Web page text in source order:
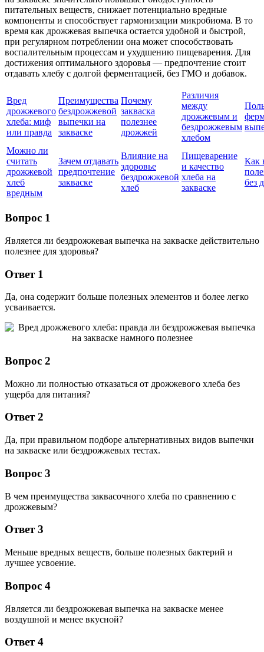
питательных веществ, снижает потенциально вредные
компоненты и способствует гармонизации микробиома. В то
время как дрожжевая выпечка остается удобной и быстрой,
при регулярном потреблении она может способствовать
воспалительным процессам и ухудшению пищеварения. Для
достижения оптимального здоровья — предпочтение стоит
отдавать хлебу с долгой ферментацией, без ГМО и добавок.
Вред
дрожжевого
хлеба: миф
или правда
Преимущества
бездрожжевой
выпечки на
закваске
Почему
закваска
полезнее
дрожжей
Различия
между
дрожжевым и
бездрожжевым
хлебом
Можно ли
считать
дрожжевой
хлеб
вредным
Зачем отдавать
предпочтение
закваске
Влияние на
здоровье
бездрожжевой
хлеб
Пищеварение
и качество
хлеба на
закваске
Как
без
Вопрос 1
Является ли бездрожжевая выпечка на закваске действительно
полезнее для здоровья?
Ответ 1
Да, она содержит больше полезных элементов и более легко
усваивается.
Вопрос 2
Можно ли полностью отказаться от дрожжевого хлеба без
ущерба для питания?
Ответ 2
Да, при правильном подборе альтернативных видов выпечки
на закваске или бездрожжевых тестах.
Вопрос 3
В чем преимущества заквасочного хлеба по сравнению с
дрожжевым?
Ответ 3
Меньше вредных веществ, больше полезных бактерий и
лучшее усвоение.
Вопрос 4
Является ли бездрожжевая выпечка на закваске менее
воздушной и менее вкусной?
Ответ 4